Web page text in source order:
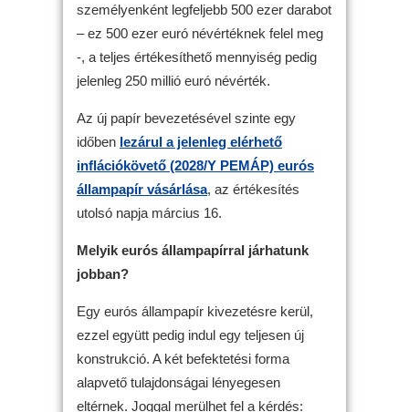
személyenként legfeljebb 500 ezer darabot
– ez 500 ezer euró névértéknek felel meg
-, a teljes értékesíthető mennyiség pedig
jelenleg 250 millió euró névérték.
Az új papír bevezetésével szinte egy
időben lezárul a jelenleg elérhető
inflációkövető (2028/Y PEMÁP) eurós
állampapír vásárlása, az értékesítés
utolsó napja március 16.
Melyik eurós állampapírral járhatunk
jobban?
Egy eurós állampapír kivezetésre kerül,
ezzel együtt pedig indul egy teljesen új
konstrukció. A két befektetési forma
alapvető tulajdonságai lényegesen
eltérnek. Joggal merülhet fel a kérdés: